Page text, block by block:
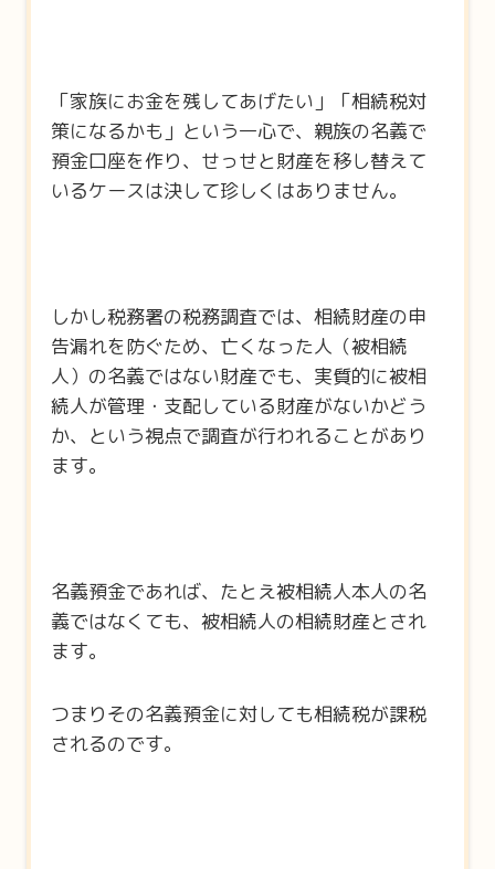
「家族にお金を残してあげたい」「相続税対
策になるかも」という一心で、親族の名義で
預金口座を作り、せっせと財産を移し替えて
いるケースは決して珍しくはありません。
しかし税務署の税務調査では、相続財産の申
告漏れを防ぐため、亡くなった人（被相続
人）の名義ではない財産でも、実質的に被相
続人が管理・支配している財産がないかどう
か、という視点で調査が行われることがあり
ます。
名義預金であれば、たとえ被相続人本人の名
義ではなくても、被相続人の相続財産とされ
ます。
つまりその名義預金に対しても相続税が課税
されるのです。